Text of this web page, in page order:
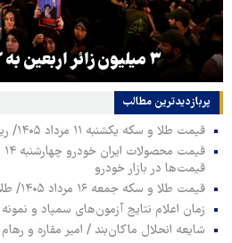
هماهنگی محور مقاومت،
پربازدیدترین‌ مطالب
قیمت طلا و سکه یکشنبه ۱۱ مرداد ۱۴۰۵/ ریزش سنگین سکه امامی
قیمت‌ها در بازار خودرو
قیمت طلا و سکه جمعه ۱۶ مرداد ۱۴۰۵/ طلای ۱۸ عیار امروز چند؟
زمان اعلام نتایج آزمون‌های سمپاد و
شایعه انحلال ماکان‌بند / امیر مقاره و